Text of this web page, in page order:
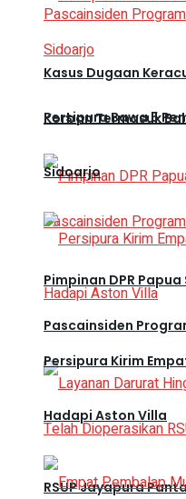
Kasus Dugaan
Korban Termasuk
Pimpinan DPR
Pascainsiden
RSUP Jayapura
Persipura Bawa 5
Sidoarjo
Persipura Kirim
Hadapi Aston Villa